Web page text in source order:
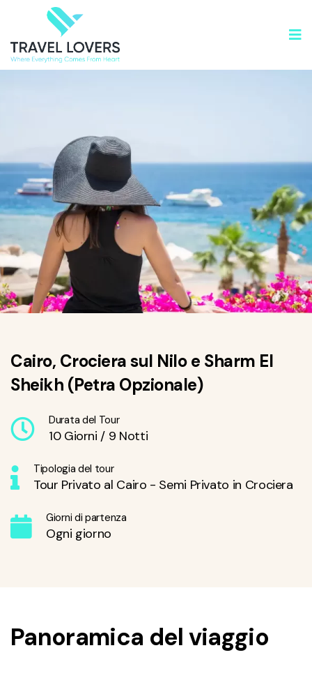
Cairo, Crociera sul Nilo e Sharm El
Sheikh (Petra Opzionale)
Durata del Tour
10 Giorni / 9 Notti
Tipologia del tour
Tour Privato al Cairo - Semi Privato in Crociera
Giorni di partenza
Ogni giorno
Panoramica del viaggio